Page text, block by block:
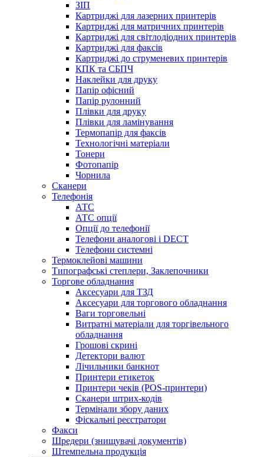
ЗІП
Картриджі для лазерних принтерів
Картриджі для матричних принтерів
Картриджі для світлодіодних принтерів
Картриджі для факсів
Картриджі до струменевих принтерів
КПК та СБПЧ
Наклейки для друку
Папір офісний
Папір рулонний
Плівки для друку
Плівки для ламінування
Термопапір для факсів
Технологічні матеріали
Тонери
Фотопапір
Чорнила
Сканери
Телефонія
АТС
АТС опції
Опції до телефонії
Телефони аналогові і DECT
Телефони системні
Термоклейові машини
Типографські степлери, Заклепочники
Торгове обладнання
Аксесуари для ТЗД
Аксесуари для торгового обладнання
Ваги торговельні
Витратні матеріали для торгівельного
обладнання
Грошові скрині
Детектори валют
Лічильники банкнот
Принтери етикеток
Принтери чеків (POS-принтери)
Сканери штрих-кодів
Термінали збору даних
Фіскальні реєстратори
Факси
Шредери (знищувачі документів)
Штемпельна продукція